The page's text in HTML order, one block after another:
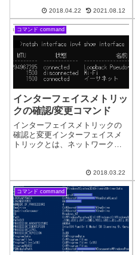
WindowsUpdateなどで使用され
ます。※以前のバージョンの古
いコンポーネントは、必要に応
じてロール...
2018.04.22 2021.08.12
コマンド command
インターフェイスメトリッ
クの確認/変更コマンド
インターフェイスメトリックの
確認と変更インターフェイスメ
トリックとは、ネットワークイ
WiFiが有りネットワークが不安
定な場合に優先順位を設定して
みて下さい。Met値 確認インタ
ーフェ...
2018.03.22
コマンド command